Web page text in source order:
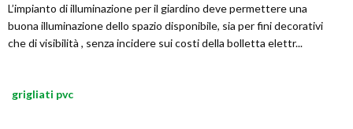
L’impianto di illuminazione per il giardino deve permettere una
buona illuminazione dello spazio disponibile, sia per fini decorativi
che di visibilità , senza incidere sui costi della bolletta elettr...
grigliati pvc